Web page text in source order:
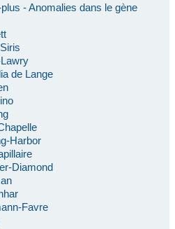
- Anomalies dans le gène
de Lange
Harbor
Diamond
Favre